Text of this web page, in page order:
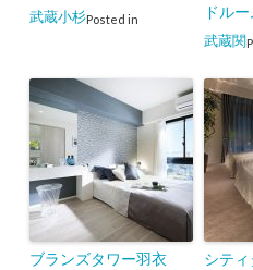
Posted in
武蔵小杉
ドル
武蔵関
ブランズタワー羽衣
シテ